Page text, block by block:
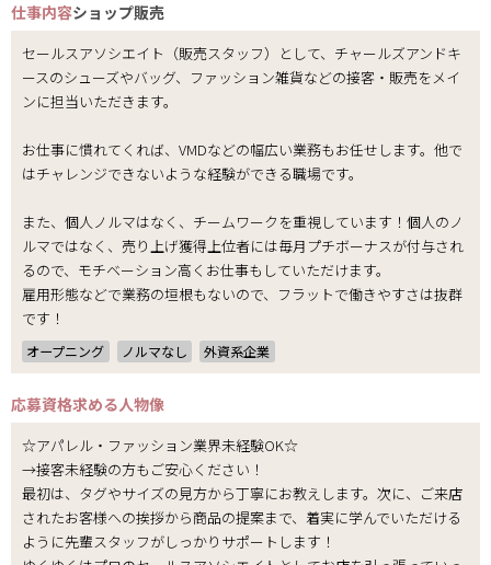
仕事内容ショップ販売
セールスアソシエイト（販売スタッフ）として、チャールズアンドキ
ースのシューズやバッグ、ファッション雑貨などの接客・販売をメイ
ンに担当いただきます。
お仕事に慣れてくれば、VMDなどの幅広い業務もお任せします。他で
はチャレンジできないような経験ができる職場です。
また、個人ノルマはなく、チームワークを重視しています！個人のノ
ルマではなく、売り上げ獲得上位者には毎月プチボーナスが付与され
るので、モチベーション高くお仕事もしていただけます。
雇用形態などで業務の垣根もないので、フラットで働きやすさは抜群
です！
オープニング ノルマなし 外資系企業
応募資格求める人物像
☆アパレル・ファッション業界未経験OK☆
→接客未経験の方もご安心ください！
最初は、タグやサイズの見方から丁寧にお教えします。次に、ご来店
されたお客様への挨拶から商品の提案まで、着実に学んでいただける
ように先輩スタッフがしっかりサポートします！